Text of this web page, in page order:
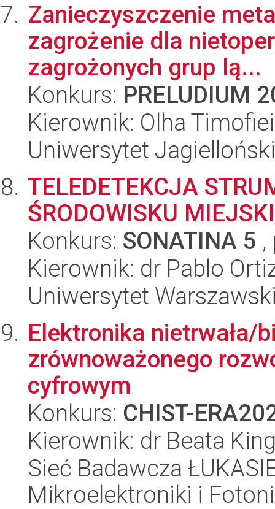
Zanieczyszczenie
zagrożenie dla
zagrożonych grup lą...
Konkurs: PRELUDIUM
Kierownik: Olha
Uniwersytet Jagielloński
TELEDETEKCJA
ŚRODOWISKU
Konkurs: SONATINA 5
Kierownik: dr Pablo
Uniwersytet
Elektronika nietrwała/
zrównoważonego
cyfrowym
Konkurs: CHIST-
Kierownik: dr Beata
Sieć Badawcza
Mikroelektroniki i